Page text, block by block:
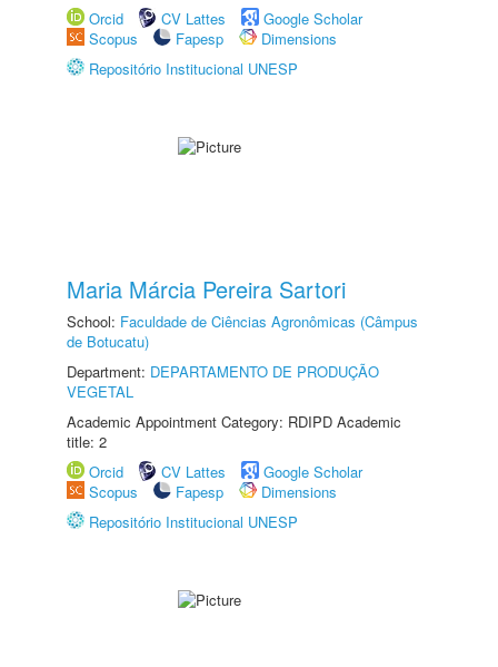
Orcid
CV Lattes
Google Scholar
Scopus
Fapesp
Dimensions
Repositório Institucional UNESP
Maria Márcia Pereira Sartori
School: Faculdade de Ciências Agronômicas (Câmpus
de Botucatu)
Department: DEPARTAMENTO DE PRODUÇÃO
VEGETAL
Academic Appointment Category: RDIPD Academic
title: 2
Orcid
CV Lattes
Google Scholar
Scopus
Fapesp
Dimensions
Repositório Institucional UNESP